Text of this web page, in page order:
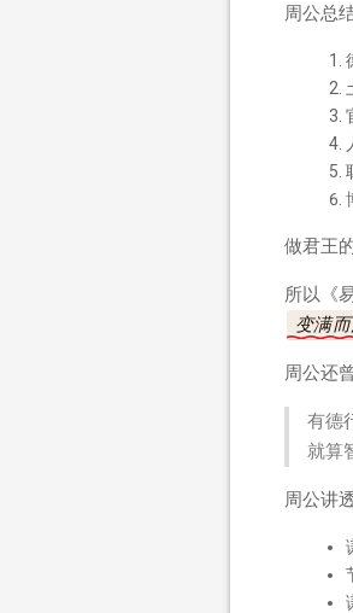
周公总
做君王
所以《
变满
周公还
有德
就算
周公讲